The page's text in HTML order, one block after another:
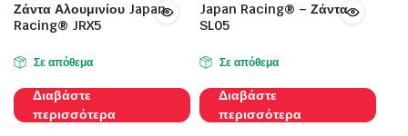
Ζάντα Αλουμινίου Japan
Racing® JRX5
Σε απόθεμα
Διαβάστε
περισσότερα
Japan Racing® – Ζάντα
SL05
Σε απόθεμα
Διαβάστε
περισσότερα